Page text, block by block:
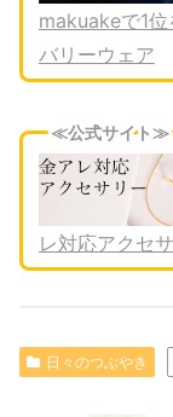
makuakeで1
バリーウェア
≪公式サイト≫
レ対応アクセ
日々のつぶやき